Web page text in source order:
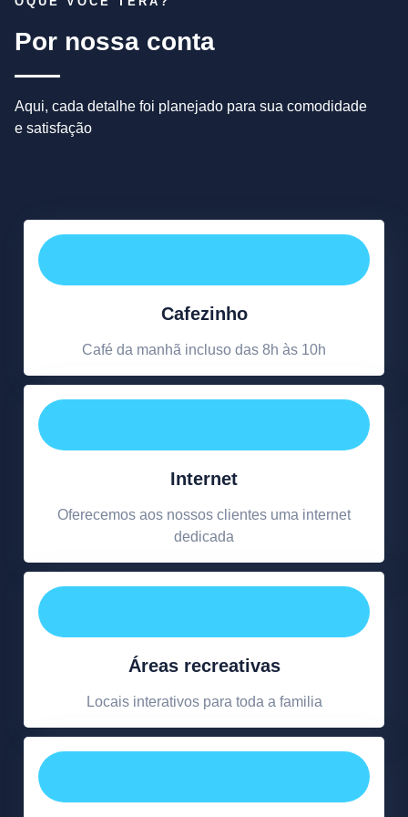
Por nossa conta
Aqui, cada detalhe foi planejado para sua comodidade
e satisfação
Cafezinho
Café da manhã incluso das 8h às 10h
Internet
Oferecemos aos nossos clientes uma internet
dedicada
Áreas recreativas
Locais interativos para toda a familia